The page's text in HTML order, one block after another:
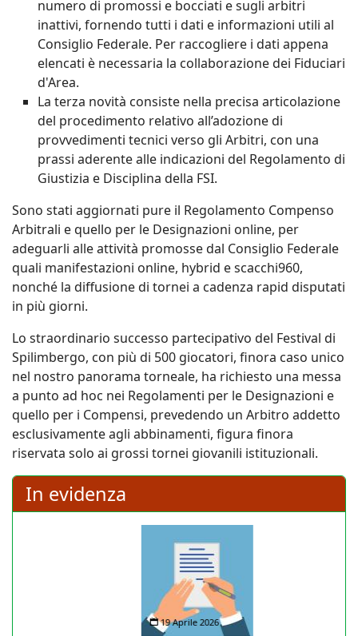
numero di promossi e bocciati e sugli arbitri
inattivi, fornendo tutti i dati e informazioni utili al
Consiglio Federale. Per raccogliere i dati appena
elencati è necessaria la collaborazione dei Fiduciari
d'Area.
La terza novità consiste nella precisa articolazione
del procedimento relativo all’adozione di
provvedimenti tecnici verso gli Arbitri, con una
prassi aderente alle indicazioni del Regolamento di
Giustizia e Disciplina della FSI.
Sono stati aggiornati pure il Regolamento Compenso
Arbitrali e quello per le Designazioni online, per
adeguarli alle attività promosse dal Consiglio Federale
quali manifestazioni online, hybrid e scacchi960,
nonché la diffusione di tornei a cadenza rapid disputati
in più giorni.
Lo straordinario successo partecipativo del Festival di
Spilimbergo, con più di 500 giocatori, finora caso unico
nel nostro panorama torneale, ha richiesto una messa
a punto ad hoc nei Regolamenti per le Designazioni e
quello per i Compensi, prevedendo un Arbitro addetto
esclusivamente agli abbinamenti, figura finora
riservata solo ai grossi tornei giovanili istituzionali.
In evidenza
19 Aprile 2026